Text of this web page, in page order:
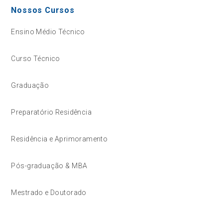
Nossos Cursos
Ensino Médio Técnico
Curso Técnico
Graduação
Preparatório Residência
Residência e Aprimoramento
Pós-graduação & MBA
Mestrado e Doutorado